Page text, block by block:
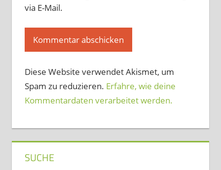
via E-Mail.
Diese Website verwendet Akismet, um
Spam zu reduzieren. Erfahre, wie deine
Kommentardaten verarbeitet werden.
SUCHE